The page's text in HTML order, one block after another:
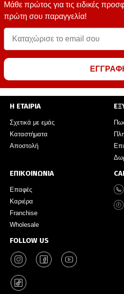
Μάθε πρώτος για τις ειδικές
πρώτη σου παραγγελία!
Η ΕΤΑΙΡΙΑ
Σχετικά με εμάς
Καταστήματα
Αποστολή
ΕΠΙΚΟΙΝΩΝΙΑ
Επαφές
Καριέρα
Franchise
Wholesale
FOLLOW US